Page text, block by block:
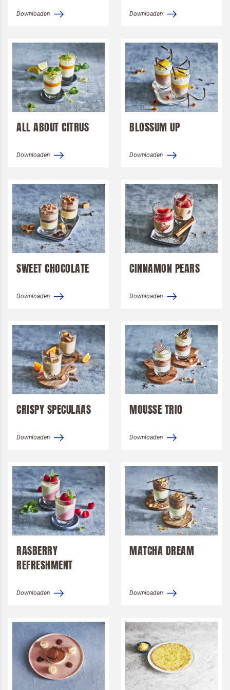
Downloaden Downloaden
ALL ABOUT CITRUS
Downloaden
BLOSSUM UP
Downloaden
SWEET CHOCOLATE
Downloaden
CINNAMON PEARS
Downloaden
CRISPY SPECULAAS
Downloaden
MOUSSE TRIO
Downloaden
RASBERRY
REFRESHMENT
Downloaden
MATCHA DREAM
Downloaden